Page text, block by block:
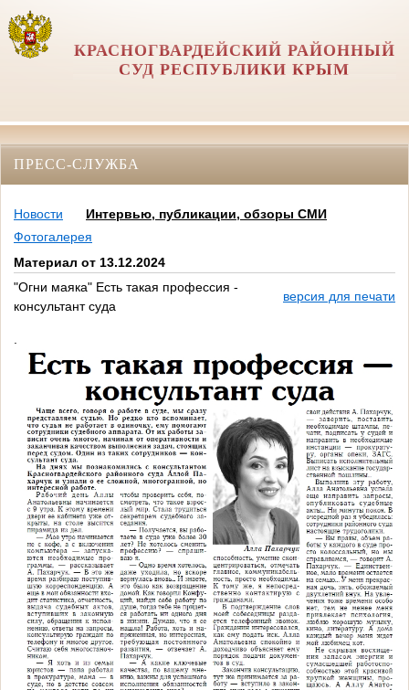
КРАСНОГВАРДЕЙСКИЙ РАЙОННЫЙ
СУД РЕСПУБЛИКИ КРЫМ
ПРЕСС-СЛУЖБА
Новости
Интервью, публикации, обзоры СМИ
Фотогалерея
Материал от 13.12.2024
"Огни маяка" Есть такая профессия -
консультант суда
версия для печати